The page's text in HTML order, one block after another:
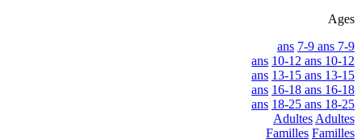
Ages
7-9 ans
7-9 ans
10-12 ans
10-12 ans
13-15 ans
13-15 ans
16-18 ans
16-18 ans
18-25 ans
18-25 ans
AdultesAdultes
Familles Familles